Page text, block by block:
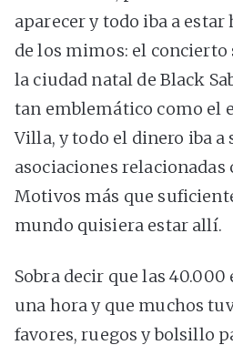
aparecer y todo iba a
de los mimos: el concierto
la ciudad natal de Black
tan emblemático como el
Villa, y todo el dinero iba a
asociaciones
Motivos más que
mundo quisiera estar allí.
Sobra decir que las
una hora y que muchos
favores, ruegos y bolsillo